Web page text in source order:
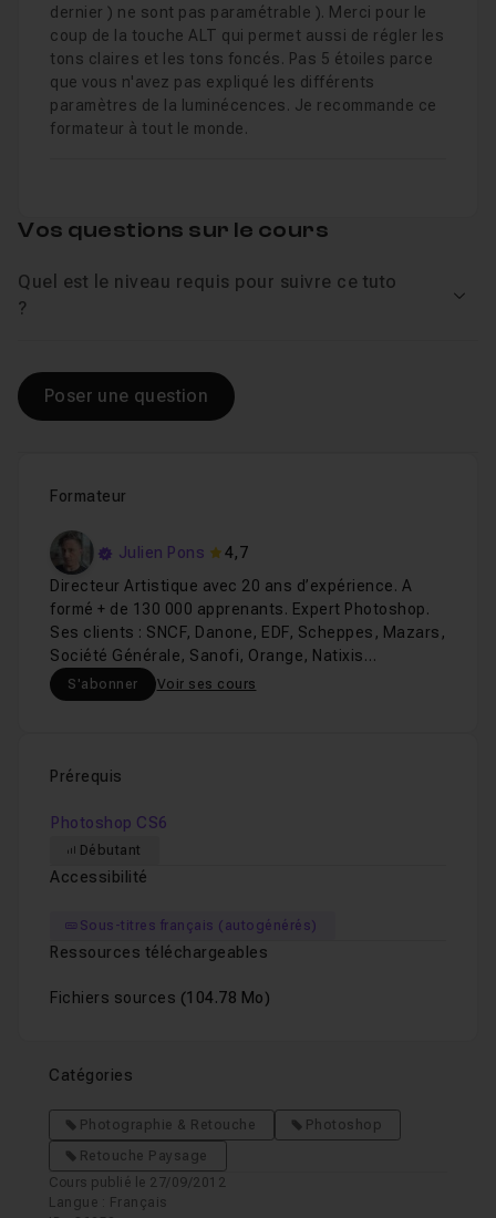
dernier ) ne sont pas paramétrable ). Merci pour le
coup de la touche ALT qui permet aussi de régler les
tons claires et les tons foncés. Pas 5 étoiles parce
que vous n'avez pas expliqué les différents
paramètres de la luminécences. Je recommande ce
formateur à tout le monde.
Formateur
Julien Pons
4,7
Directeur Artistique avec 20 ans d’expérience. A
formé + de 130 000 apprenants. Expert Photoshop.
Ses clients : SNCF, Danone, EDF, Scheppes, Mazars,
Société Générale, Sanofi, Orange, Natixis…
S'abonner Voir ses cours
Prérequis
Photoshop CS6
Débutant
Accessibilité
Sous-titres français (autogénérés)
Ressources téléchargeables
Fichiers sources (104.78 Mo)
Catégories
Photographie & Retouche
Photoshop
Retouche Paysage
Cours publié le 27/09/2012
Langue : Français
Vos questions sur le cours
Quel est le niveau requis pour suivre ce tuto
?
Poser une question